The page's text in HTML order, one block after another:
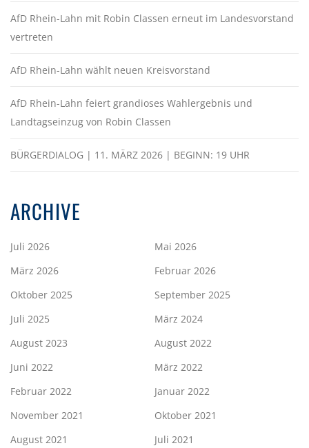
AfD Rhein-Lahn mit Robin Classen erneut im Landesvorstand
vertreten
AfD Rhein-Lahn wählt neuen Kreisvorstand
AfD Rhein-Lahn feiert grandioses Wahlergebnis und
Landtagseinzug von Robin Classen
BÜRGERDIALOG | 11. MÄRZ 2026 | BEGINN: 19 UHR
ARCHIVE
Juli 2026
Mai 2026
März 2026
Februar 2026
Oktober 2025
September 2025
Juli 2025
März 2024
August 2023
August 2022
Juni 2022
März 2022
Februar 2022
Januar 2022
November 2021
Oktober 2021
August 2021
Juli 2021